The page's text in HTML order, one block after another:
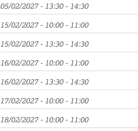
05/02/2027 - 13:30 - 14:30
15/02/2027 - 10:00 - 11:00
15/02/2027 - 13:30 - 14:30
16/02/2027 - 10:00 - 11:00
16/02/2027 - 13:30 - 14:30
17/02/2027 - 10:00 - 11:00
18/02/2027 - 10:00 - 11:00